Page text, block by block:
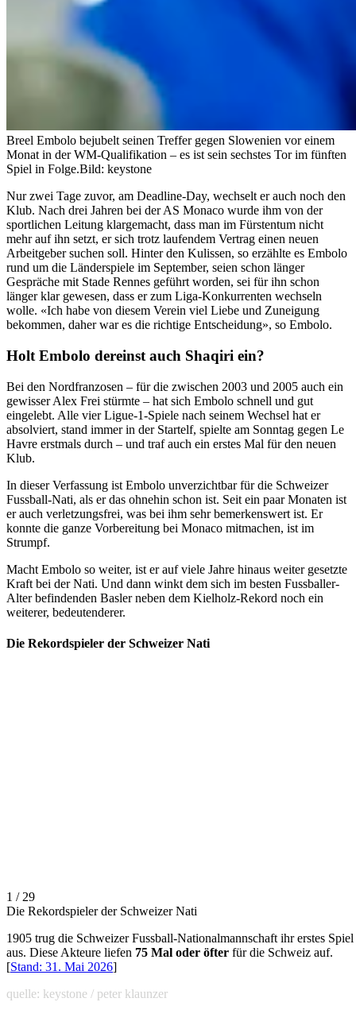
Breel Embolo bejubelt seinen Treffer gegen Slowenien vor einem
Monat in der WM-Qualifikation – es ist sein sechstes Tor im fünften
Spiel in Folge.Bild: keystone
Nur zwei Tage zuvor, am Deadline-Day, wechselt er auch noch den
Klub. Nach drei Jahren bei der AS Monaco wurde ihm von der
sportlichen Leitung klargemacht, dass man im Fürstentum nicht
mehr auf ihn setzt, er sich trotz laufendem Vertrag einen neuen
Arbeitgeber suchen soll. Hinter den Kulissen, so erzählte es Embolo
rund um die Länderspiele im September, seien schon länger
Gespräche mit Stade Rennes geführt worden, sei für ihn schon
länger klar gewesen, dass er zum Liga-Konkurrenten wechseln
wolle. «Ich habe von diesem Verein viel Liebe und Zuneigung
bekommen, daher war es die richtige Entscheidung», so Embolo.
Holt Embolo dereinst auch Shaqiri ein?
Bei den Nordfranzosen – für die zwischen 2003 und 2005 auch ein
gewisser Alex Frei stürmte – hat sich Embolo schnell und gut
eingelebt. Alle vier Ligue-1-Spiele nach seinem Wechsel hat er
absolviert, stand immer in der Startelf, spielte am Sonntag gegen Le
Havre erstmals durch – und traf auch ein erstes Mal für den neuen
Klub.
In dieser Verfassung ist Embolo unverzichtbar für die Schweizer
Fussball-Nati, als er das ohnehin schon ist. Seit ein paar Monaten ist
er auch verletzungsfrei, was bei ihm sehr bemerkenswert ist. Er
konnte die ganze Vorbereitung bei Monaco mitmachen, ist im
Strumpf.
Macht Embolo so weiter, ist er auf viele Jahre hinaus weiter gesetzte
Kraft bei der Nati. Und dann winkt dem sich im besten Fussballer-
Alter befindenden Basler neben dem Kielholz-Rekord noch ein
weiterer, bedeutenderer.
Die Rekordspieler der Schweizer Nati
1 / 29
Die Rekordspieler der Schweizer Nati
1905 trug die Schweizer Fussball-Nationalmannschaft ihr erstes Spiel
aus. Diese Akteure liefen 75 Mal oder öfter für die Schweiz auf.
[Stand: 31. Mai 2026]
quelle: keystone / peter klaunzer